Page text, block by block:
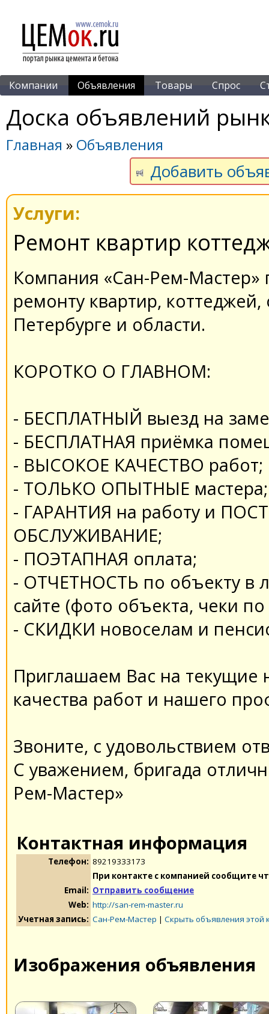
Компании Объявления Товары Спрос
Доска объявлений
Главная » Объявления
Добавить
Услуги:
Ремонт квартир
Компания «Сан-Рем-Мастер»
ремонту квартир,
Петербурге и области.
КОРОТКО О ГЛАВНОМ:
- БЕСПЛАТНЫЙ выезд на
- БЕСПЛАТНАЯ приёмка
- ВЫСОКОЕ КАЧЕСТВО работ;
- ТОЛЬКО ОПЫТНЫЕ мастера;
- ГАРАНТИЯ на работу и
ОБСЛУЖИВАНИЕ;
- ПОЭТАПНАЯ оплата;
- ОТЧЕТНОСТЬ по объекту в
сайте (фото объекта, чеки
- СКИДКИ новоселам и
Приглашаем Вас на
качества работ и нашего
Звоните, с удовольствием
С уважением, бригада
Рем-Мастер»
Контактная информация
Телефон: 89219333173
При контакте с компанией сообщите
Email: Отправить сообщение
Web: http://san-rem-master.ru
Учетная запись: Сан-Рем-Мастер | Скрыть объявления этой
Изображения объявления